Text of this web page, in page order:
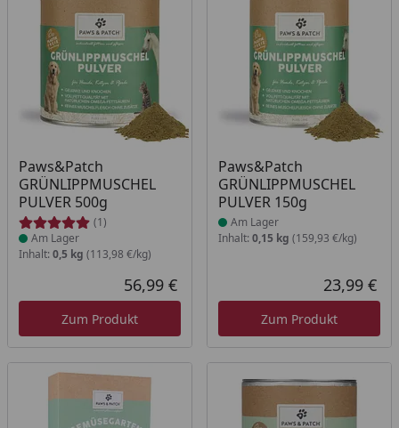
Paws&Patch
GRÜNLIPPMUSCHEL
PULVER 500g
(1)
Produkt am Lager
Am Lager
Inhalt: 0,5 kg (113,98 €/kg)
Aktueller Preis
56,99 €
Zum Produkt
Paws&Patch
GRÜNLIPPMUSCHEL
PULVER 150g
Produkt am Lager
Am Lager
Inhalt: 0,15 kg (159,93 €/kg)
23,99 €
Zum Produkt